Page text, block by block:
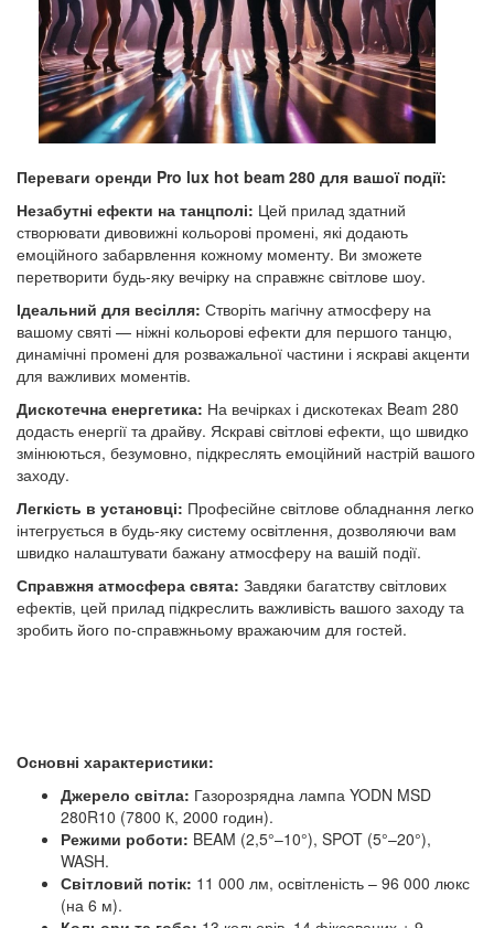
Переваги оренди Pro lux hot beam 280 для вашої події:
Незабутні ефекти на танцполі: Цей прилад здатний
створювати дивовижні кольорові промені, які додають
емоційного забарвлення кожному моменту. Ви зможете
перетворити будь-яку вечірку на справжнє світлове шоу.
Ідеальний для весілля: Створіть магічну атмосферу на
вашому святі — ніжні кольорові ефекти для першого танцю,
динамічні промені для розважальної частини і яскраві акценти
для важливих моментів.
Дискотечна енергетика: На вечірках і дискотеках Beam 280
додасть енергії та драйву. Яскраві світлові ефекти, що швидко
змінюються, безумовно, підкреслять емоційний настрій вашого
заходу.
Легкість в установці: Професійне світлове обладнання легко
інтегрується в будь-яку систему освітлення, дозволяючи вам
швидко налаштувати бажану атмосферу на вашій події.
Справжня атмосфера свята: Завдяки багатству світлових
ефектів, цей прилад підкреслить важливість вашого заходу та
зробить його по-справжньому вражаючим для гостей.
Основні характеристики:
Джерело світла: Газорозрядна лампа YODN MSD
280R10 (7800 К, 2000 годин).
Режими роботи: BEAM (2,5°–10°), SPOT (5°–20°),
WASH.
Світловий потік: 11 000 лм, освітленість – 96 000 люкс
(на 6 м).